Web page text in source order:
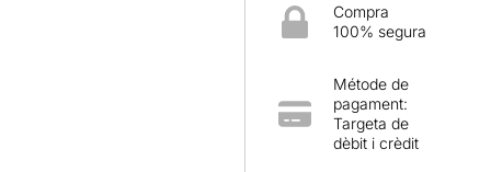
Compra
100% segura
Métode de
pagament:
Targeta de
dèbit i crèdit